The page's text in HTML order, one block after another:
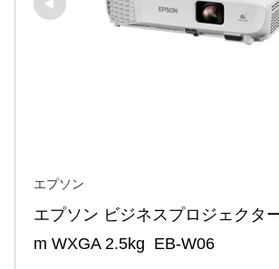
エプソン
エプソン ビジネスプロジェクタ
m WXGA 2.5kg  EB-W06